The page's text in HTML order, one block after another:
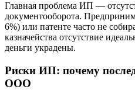
Главная проблема ИП —
документооборота.
6%) или патенте часто не
казначейства отсутствие
деньги украдены.
Риски ИП: почему
ООО